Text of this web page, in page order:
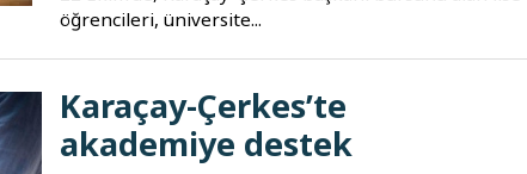
öğrencileri, üniversite...
Karaçay-Çerkes’te
akademiye destek